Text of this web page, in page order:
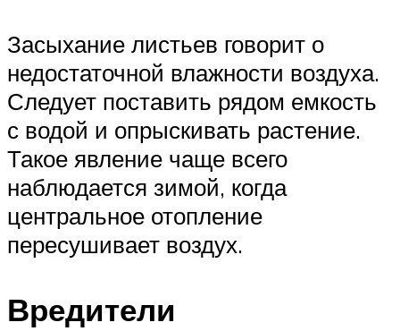
Засыхание листьев говорит о
недостаточной влажности воздуха.
Следует поставить рядом емкость
с водой и опрыскивать растение.
Такое явление чаще всего
наблюдается зимой, когда
центральное отопление
пересушивает воздух.
Вредители